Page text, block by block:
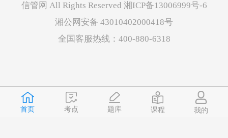
首页 考点 题库 课程 我的
信管网 All Rights Reserved 湘ICP备13006999号-6
湘公网安备 43010402000418号
全国客服热线：400-880-6318